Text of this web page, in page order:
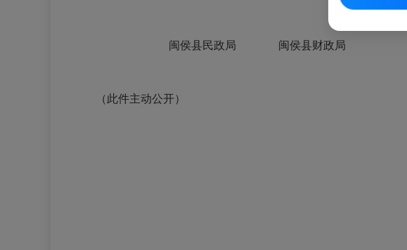
闽侯县民政局 闽侯县财政
（此件主动公开）